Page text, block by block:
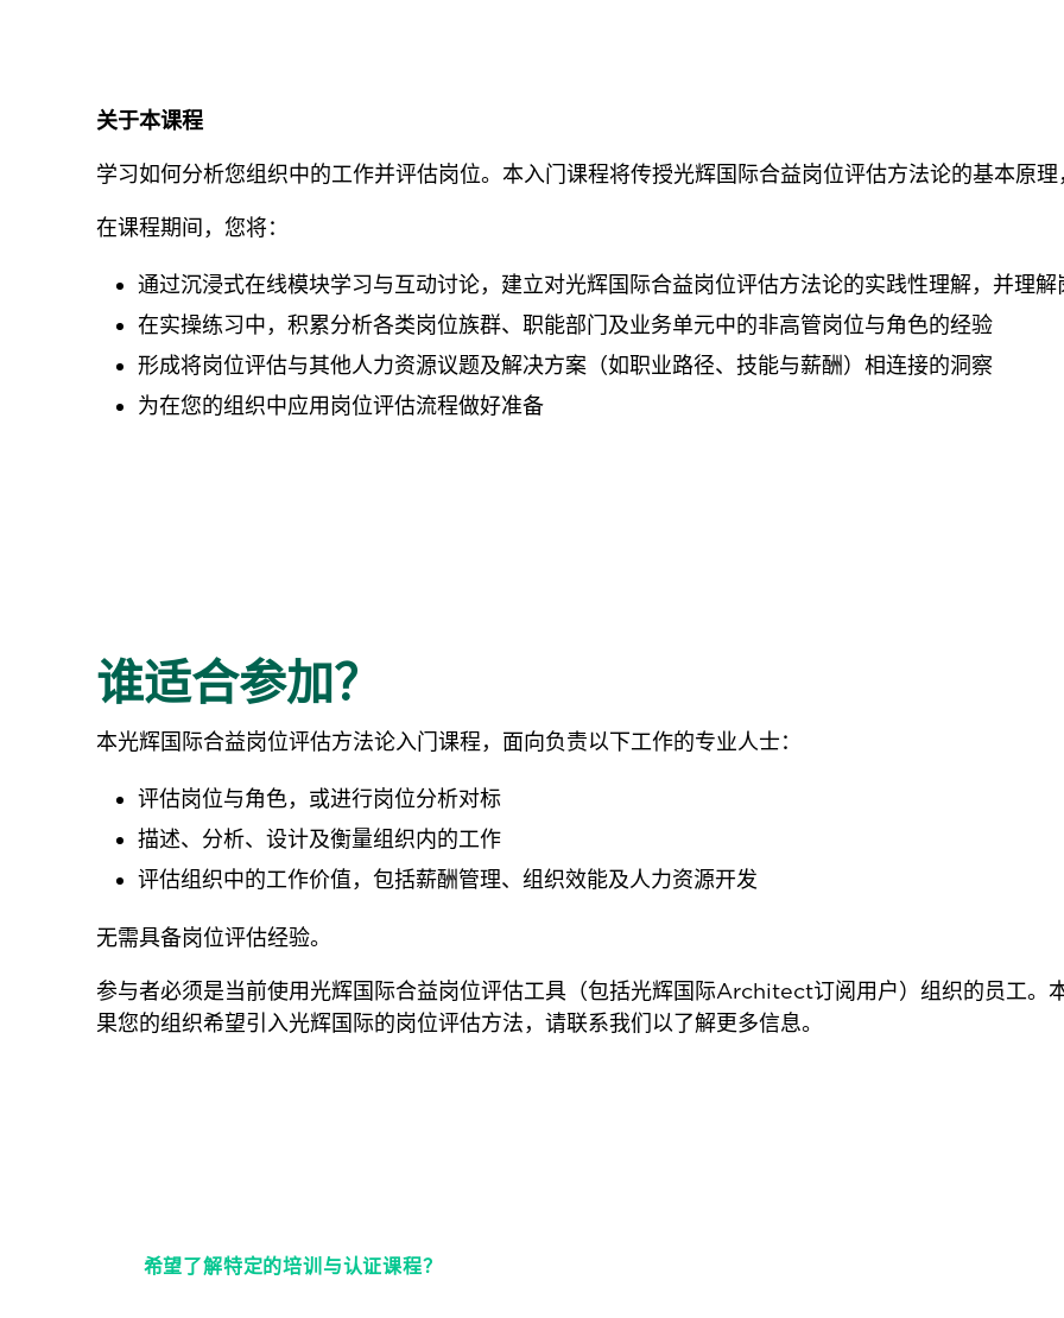
关于本课程
学习如何分析您组织中的工作并评估岗位。本入门课程将传授光辉国际合益岗位评估方法论的基本原理
在课程期间，您将：
通过沉浸式在线模块学习与互动讨论，建立对光辉国际合益岗位评估方法论的实践性理解，并理解
在实操练习中，积累分析各类岗位族群、职能部门及业务单元中的非高管岗位与角色的经验
形成将岗位评估与其他人力资源议题及解决方案（如职业路径、技能与薪酬）相连接的洞察
为在您的组织中应用岗位评估流程做好准备
谁适合参加？
本光辉国际合益岗位评估方法论入门课程，面向负责以下工作的专业人士：
评估岗位与角色，或进行岗位分析对标
描述、分析、设计及衡量组织内的工作
评估组织中的工作价值，包括薪酬管理、组织效能及人力资源开发
无需具备岗位评估经验。
参与者必须是当前使用光辉国际合益岗位评估工具（包括光辉国际Architect订阅用户）组织的员工。
果您的组织希望引入光辉国际的岗位评估方法，请联系我们以了解更多信息。
希望了解特定的培训与认证课程？